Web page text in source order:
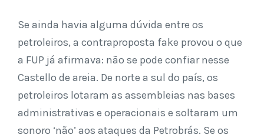
Se ainda havia alguma dúvida entre os
petroleiros, a contraproposta fake provou o que
a FUP já afirmava: não se pode confiar nesse
Castello de areia. De norte a sul do país, os
petroleiros lotaram as assembleias nas bases
administrativas e operacionais e soltaram um
sonoro ‘não’ aos ataques da Petrobrás. Se os